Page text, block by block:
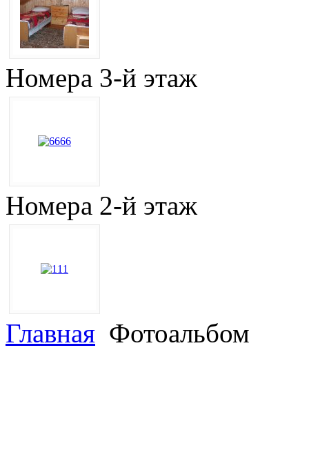
Номера 3-й этаж
Номера 2-й этаж
Главная Фотоальбом